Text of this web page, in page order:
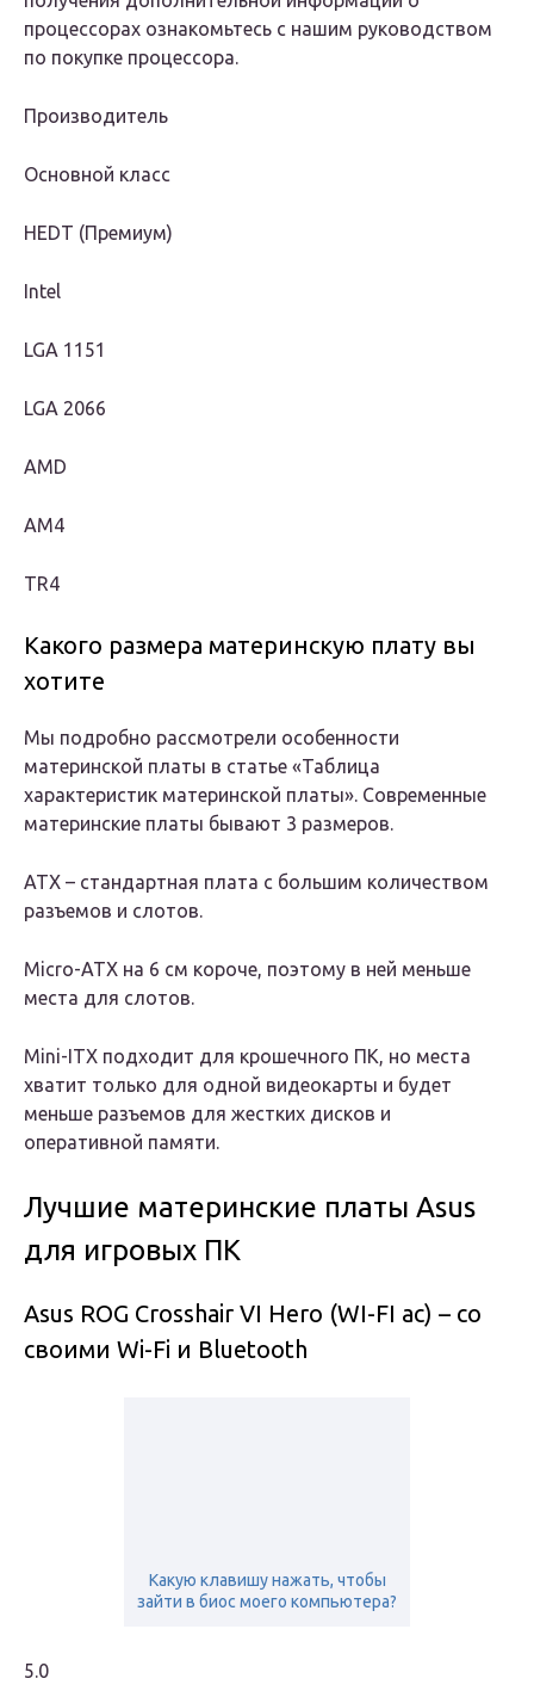
процессорах ознакомьтесь с нашим руководством
по покупке процессора.
Производитель
Основной класс
HEDT (Премиум)
Intel
LGA 1151
LGA 2066
AMD
AM4
TR4
Какого размера материнскую плату вы
хотите
Мы подробно рассмотрели особенности
материнской платы в статье «Таблица
характеристик материнской платы». Современные
материнские платы бывают 3 размеров.
ATX – стандартная плата с большим количеством
разъемов и слотов.
Micro-ATX на 6 см короче, поэтому в ней меньше
места для слотов.
Mini-ITX подходит для крошечного ПК, но места
хватит только для одной видеокарты и будет
меньше разъемов для жестких дисков и
оперативной памяти.
Лучшие материнские платы Asus
для игровых ПК
Asus ROG Crosshair VI Hero (WI-FI ac) – со
своими Wi-Fi и Bluetooth
Какую клавишу нажать, чтобы
зайти в биос моего компьютера?
5.0